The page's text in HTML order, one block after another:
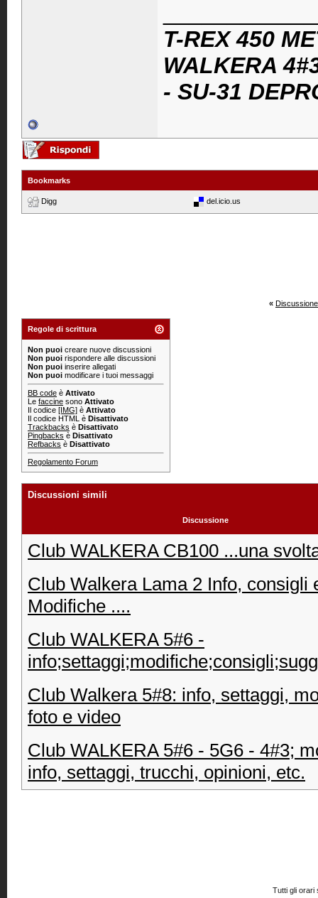
T-REX 450
WALKERA
- SU-31
Bookmarks
Digg del.icio.us
«
Regole di scrittura
Non puoi creare nuove discussioni
Non puoi rispondere alle discussioni
Non puoi inserire allegati
Non puoi modificare i tuoi messaggi
BB code è Attivato
Le faccine sono Attivato
Il codice [IMG] è Attivato
Il codice HTML è Disattivato
Trackbacks è Disattivato
Pingbacks è Disattivato
Refbacks è Disattivato
Regolamento Forum
Discussioni simili
Discussione
Club WALKERA CB100 ...una
Club Walkera Lama 2 Info, consigli
Modifiche ....
Club WALKERA 5#6 -
Club Walkera 5#8: info, settaggi,
foto e video
Club WALKERA 5#6 - 5G6 - 4#3;
info, settaggi, trucchi, opinioni, etc.
Tutti gli orari